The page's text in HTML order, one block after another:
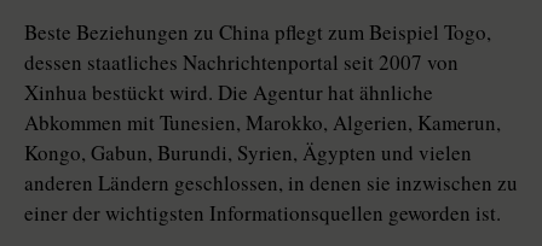
Beste Beziehungen zu China pflegt zum Beispiel Togo,
dessen staatliches Nachrichtenportal seit 2007 von
Xinhua bestückt wird. Die Agentur hat ähnliche
Abkommen mit Tunesien, Marokko, Algerien, Kamerun,
Kongo, Gabun, Burundi, Syrien, Ägypten und vielen
anderen Ländern geschlossen, in denen sie inzwischen zu
einer der wichtigsten Informationsquellen geworden ist.